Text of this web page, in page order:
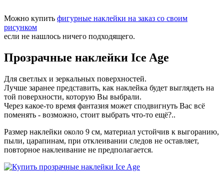
Можно купить фигурные наклейки на заказ со своим
рисунком
если не нашлось ничего подходящего.
Прозрачные наклейки Ice Age
Для светлых и зеркальных поверхностей.
Лучше заранее представить, как наклейка будет выглядеть на
той поверхности, которую Вы выбрали.
Через какое-то время фантазия может сподвигнуть Вас всё
поменять - возможно, стоит выбрать что-то ещё?..
Размер наклейки около 9 см, материал устойчив к выгоранию,
пыли, царапинам, при отклеивании следов не оставляет,
повторное наклеивание не предполагается.